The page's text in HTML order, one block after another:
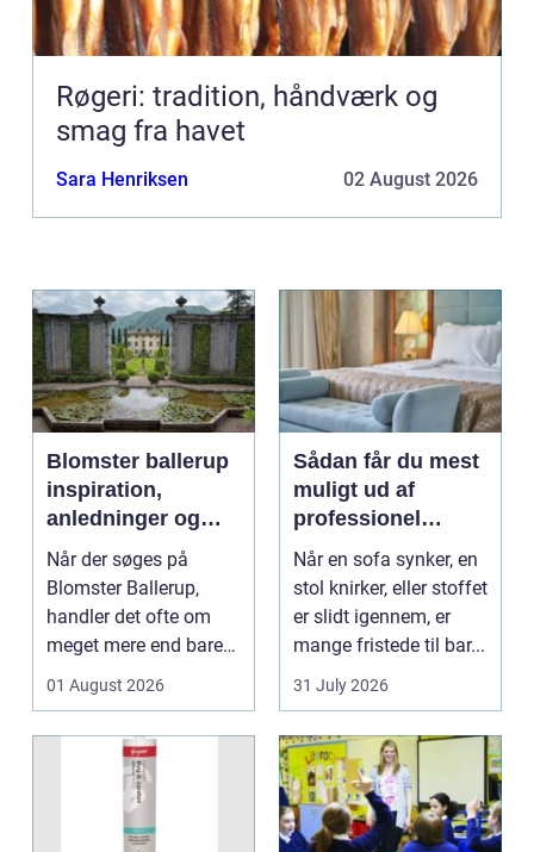
Røgeri: tradition, håndværk og
smag fra havet
Sara Henriksen 02 August 2026
Blomster ballerup
inspiration,
anledninger og
lokale muligheder
Når der søges på
Blomster Ballerup,
handler det ofte om
meget mere end bare
en hurtig buket.
Blomste...
01 August 2026
Sådan får du mest
muligt ud af
professionel
møbelpolstring
Når en sofa synker, en
stol knirker, eller stoffet
er slidt igennem, er
mange fristede til bar...
31 July 2026